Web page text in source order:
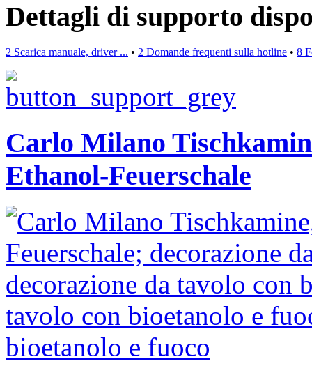
Dettagli di supporto
2 Scarica manuale, driver ... • 2 Domande frequenti sulla hotline • 8
Carlo Milano
Ethanol-Feuerschale